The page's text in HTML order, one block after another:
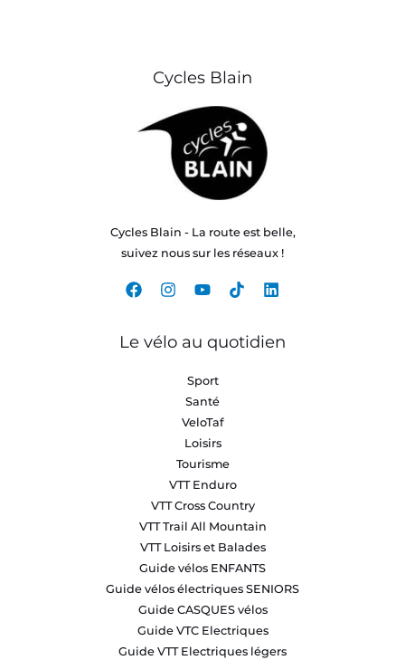
Cycles Blain
Cycles Blain - La route est belle,
suivez nous sur les réseaux !
Le vélo au quotidien
Sport
Santé
VeloTaf
Loisirs
Tourisme
VTT Enduro
VTT Cross Country
VTT Trail All Mountain
VTT Loisirs et Balades
Guide vélos ENFANTS
Guide vélos électriques SENIORS
Guide CASQUES vélos
Guide VTC Electriques
Guide VTT Electriques légers